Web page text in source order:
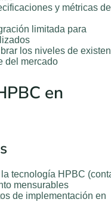
y métricas de
limitada para
los niveles de
del mercado
en
tecnología HPBC
mensurables
de implementación en